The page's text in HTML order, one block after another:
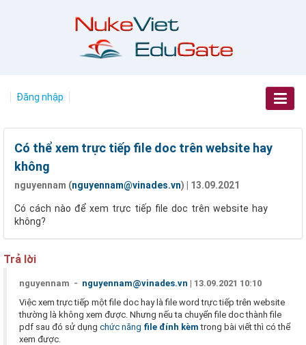
Đăng nhập
Có thể xem trực tiếp file doc trên website hay
không
nguyennam (nguyennam@vinades.vn) | 13.09.2021
Có cách nào để xem trực tiếp file doc trên website hay
không?
Trả lời
nguyennam - nguyennam@vinades.vn | 13.09.2021 10:10
Việc xem trực tiếp một file doc hay là file word trực tiếp trên website
thường là không xem được. Nhưng nếu ta chuyển file doc thành file
pdf sau đó sử dụng chức năng file đính kèm trong bài viết thì có thể
xem được.